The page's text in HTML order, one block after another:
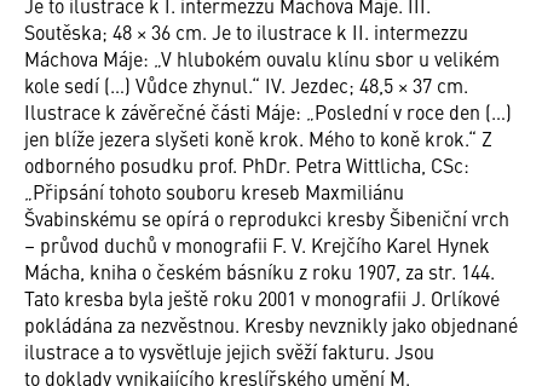
Soutěska; 48 × 36 cm. Je to ilustrace k II. intermezzu
Máchova Máje: „V hlubokém ouvalu klínu sbor u velikém
kole sedí (…) Vůdce zhynul.“ IV. Jezdec; 48,5 × 37 cm.
Ilustrace k závěrečné části Máje: „Poslední v roce den (…)
jen blíže jezera slyšeti koně krok. Mého to koně krok.“ Z
odborného posudku prof. PhDr. Petra Wittlicha, CSc:
„Připsání tohoto souboru kreseb Maxmiliánu
Švabinskému se opírá o reprodukci kresby Šibeniční vrch
– průvod duchů v monograﬁi F. V. Krejčího Karel Hynek
Mácha, kniha o českém básníku z roku 1907, za str. 144.
Tato kresba byla ještě roku 2001 v monograﬁi J. Orlíkové
pokládána za nezvěstnou. Kresby nevznikly jako objednané
ilustrace a to vysvětluje jejich svěží fakturu. Jsou
to doklady vynikajícího kreslířského umění M.